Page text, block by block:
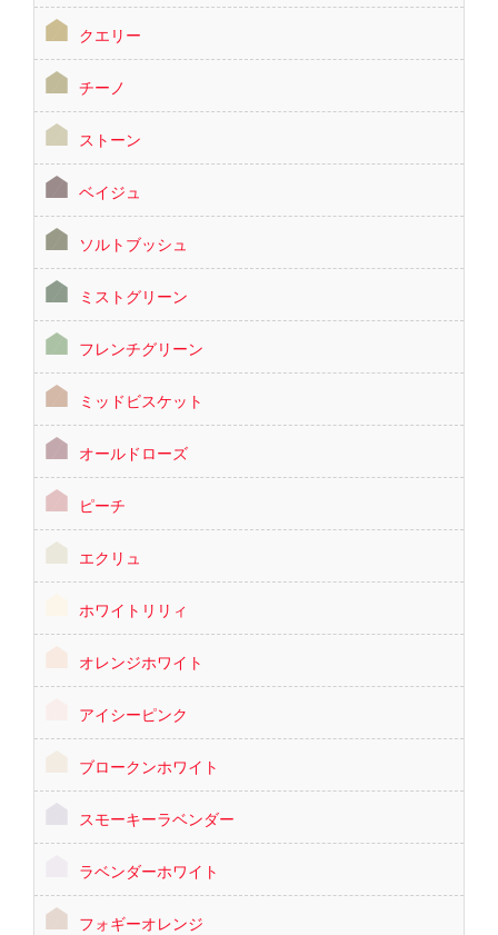
クエリー
チーノ
ストーン
ベイジュ
ソルトブッシュ
ミストグリーン
フレンチグリーン
ミッドビスケット
オールドローズ
ピーチ
エクリュ
ホワイトリリィ
オレンジホワイト
アイシーピンク
ブロークンホワイト
スモーキーラベンダー
ラベンダーホワイト
フォギーオレンジ